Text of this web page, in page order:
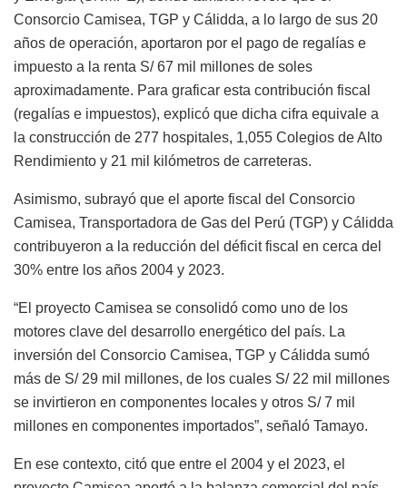
Consorcio Camisea, TGP y Cálidda, a lo largo de sus 20
años de operación, aportaron por el pago de regalías e
impuesto a la renta S/ 67 mil millones de soles
aproximadamente. Para graficar esta contribución fiscal
(regalías e impuestos), explicó que dicha cifra equivale a
la construcción de 277 hospitales, 1,055 Colegios de Alto
Rendimiento y 21 mil kilómetros de carreteras.
Asimismo, subrayó que el aporte fiscal del Consorcio
Camisea, Transportadora de Gas del Perú (TGP) y Cálidda
contribuyeron a la reducción del déficit fiscal en cerca del
30% entre los años 2004 y 2023.
“El proyecto Camisea se consolidó como uno de los
motores clave del desarrollo energético del país. La
inversión del Consorcio Camisea, TGP y Cálidda sumó
más de S/ 29 mil millones, de los cuales S/ 22 mil millones
se invirtieron en componentes locales y otros S/ 7 mil
millones en componentes importados”, señaló Tamayo.
En ese contexto, citó que entre el 2004 y el 2023, el